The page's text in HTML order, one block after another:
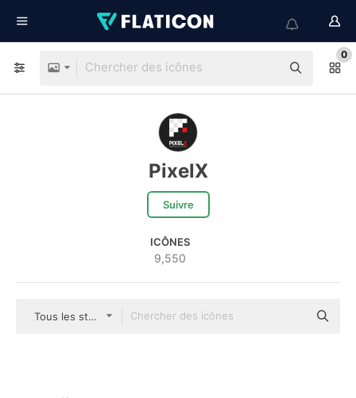
0
PixelX
Suivre
ICÔNES
9,550
Tous les styles